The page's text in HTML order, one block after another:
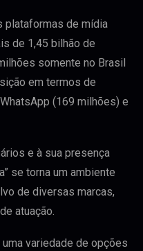
plataformas de mídia
de 1,45 bilhão de
somente no Brasil
em termos de
(169 milhões) e
e à sua presença
se torna um ambiente
de diversas marcas,
atuação.
variedade de opções